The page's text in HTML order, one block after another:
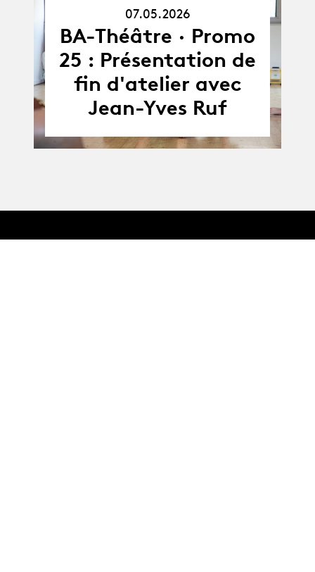
07.05.26
07.05.2026
BA-Théâtre · Promo
25 : Présentation de
fin d'atelier avec
Jean-Yves Ruf